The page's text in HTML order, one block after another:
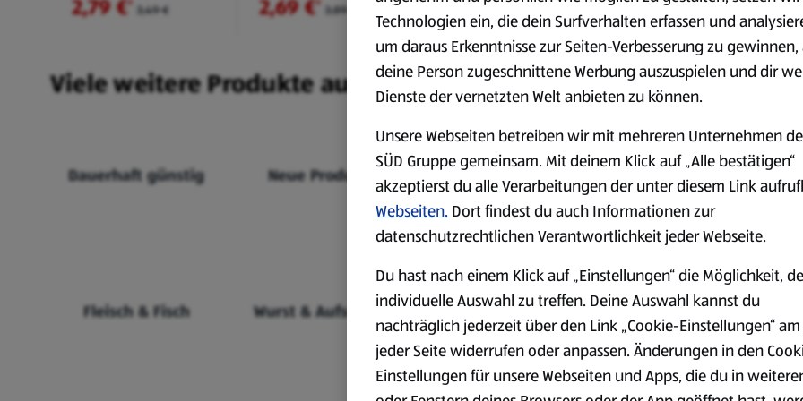
2,79 €² 3,49 € 2,69 €² 3,89 € 0,79 €² 1,29 € 2,79 €² 3,49 €
Viele weitere Produkte aus unserem Sortiment.
Dauerhaft günstig Neue Produkte Markenprodukte Bio-Produkte
Fleisch & Fisch Wurst & Aufschnitt Käse
Milchprodukte &
Eier
Technologien ein, die dein Surfverhalten erfassen und
um daraus Erkenntnisse zur Seiten-Verbesserung zu gewinnen,
deine Person zugeschnittene Werbung auszuspielen und dir
Dienste der vernetzten Welt anbieten zu können.
Unsere Webseiten betreiben wir mit mehreren Unternehmen
SÜD Gruppe gemeinsam. Mit deinem Klick auf „Alle bestätigen“
akzeptierst du alle Verarbeitungen der unter diesem Link
Webseiten. Dort findest du auch Informationen zur
datenschutzrechtlichen Verantwortlichkeit jeder Webseite.
Du hast nach einem Klick auf „Einstellungen“ die Möglichkeit,
individuelle Auswahl zu treffen. Deine Auswahl kannst du
nachträglich jederzeit über den Link „Cookie-Einstellungen“
jeder Seite widerrufen oder anpassen. Änderungen in den
Einstellungen für unsere Webseiten und Apps, die du in